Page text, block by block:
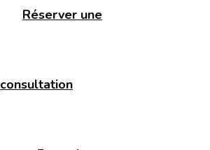
Réserver une
consultation